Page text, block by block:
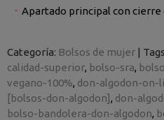
Apartado principal con
Categoría: Bolsos de mujer |
calidad-superior bolso-sra
vegano-100% don-algodon-on-
[bolsos-don-algodon] don-
bolso-bandolera-don-algodon